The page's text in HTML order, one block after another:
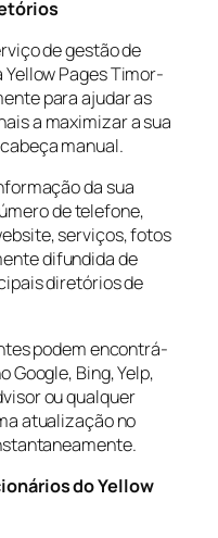
de gestão de
Pages Timor-
para ajudar as
a maximizar a sua
manual.
da sua
de telefone,
serviços, fotos
difundida de
diretórios de
podem encontrá-
Google, Bing, Yelp,
ou qualquer
atualização no
do Yellow